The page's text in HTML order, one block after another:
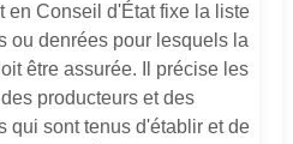
en Conseil d'État fixe la liste
ou denrées pour lesquels la
être assurée. Il précise les
producteurs et des
qui sont tenus d'établir et de